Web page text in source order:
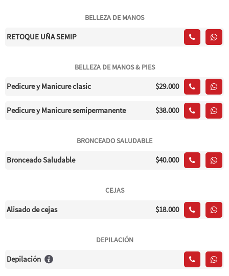
BELLEZA DE MANOS
RETOQUE UÑA SEMIP
BELLEZA DE MANOS & PIES
Pedicure y Manicure clasic $29.000
Pedicure y Manicure semipermanente $38.000
BRONCEADO SALUDABLE
Bronceado Saludable $40.000
CEJAS
Alisado de cejas $18.000
DEPILACIÓN
Depilación